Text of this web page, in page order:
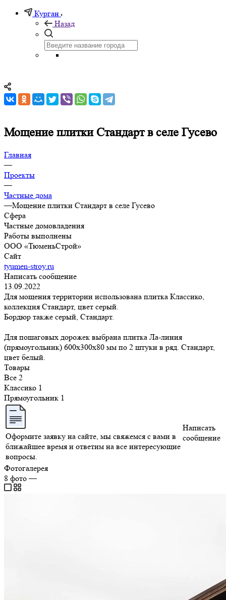
Курган
Назад
Мощение плитки Стандарт в селе Гусево
Главная
—
Проекты
—
Частные дома
—Мощение плитки Стандарт в селе Гусево
Сфера
Частные домовладения
Работы выполнены
ООО «ТюменьСтрой»
Сайт
tyumen-stroy.ru
Написать сообщение
13.09.2022
Для мощения территории использована плитка Классико,
коллекция Стандарт, цвет серый.
Бордюр также серый, Стандарт.
Для пошаговых дорожек выбрана плитка Ла-линия
(прямоугольник) 600х300х80 мм по 2 штуки в ряд. Стандарт,
цвет белый.
Товары
Все 2
Классико 1
Прямоугольник 1
Оформите заявку на сайте, мы свяжемся с вами в
ближайшее время и ответим на все интересующие
вопросы.
Написать
сообщение
Фотогалерея
8 фото—